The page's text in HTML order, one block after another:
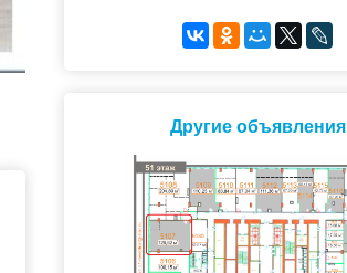
Другие объявления